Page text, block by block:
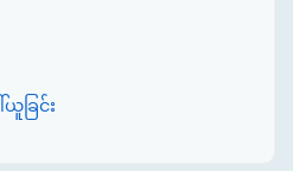
ခြင်း